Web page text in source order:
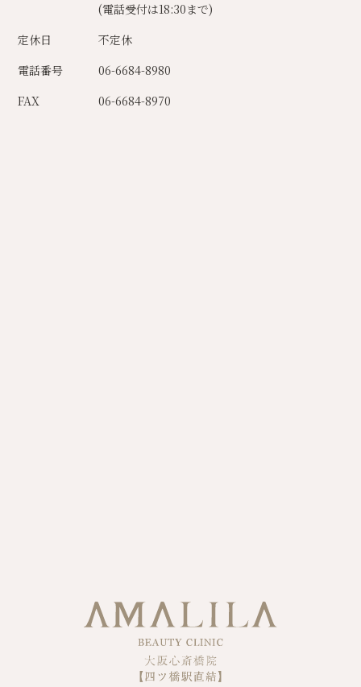
(電話受付は18:30まで)
定休日
不定休
電話番号
06-6684-8980
FAX
06-6684-8970